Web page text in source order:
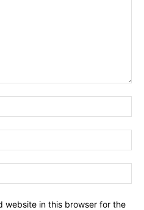
website in this browser for the